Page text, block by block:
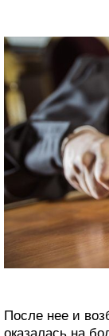
После нее и